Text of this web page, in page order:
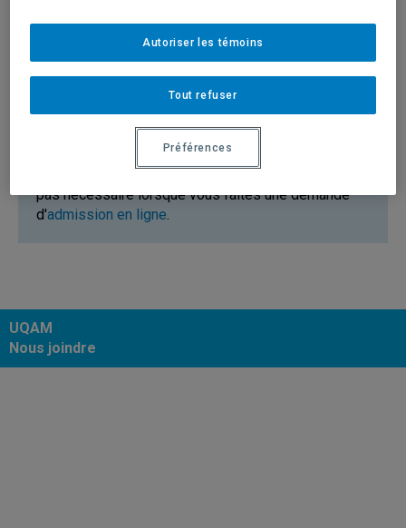
code permanent du ministère de l'Éducation. Il n'est pas
possible de l'obtenir avant que vous ayez débuté vos
études au Québec.
Le code permanent du ministère de l'Éducation n'est
pas nécessaire lorsque vous faites une demande
d'admission en ligne.
UQAM
Nous joindre
Tout refuser
Autoriser les témoins
Préférences